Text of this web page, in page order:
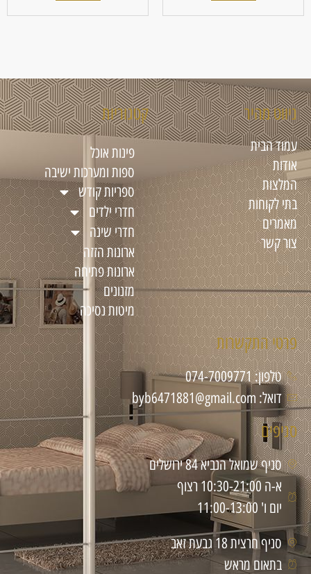
ניווט מהיר
עמוד הבית
אודות
המלצות
בתי לקוחות
מאמרים
צור קשר
קטגוריות
פינות אוכל
ספות ומערכות ישיבה
ספריות קודש
חדרי ילדים
חדרי שינה
ארונות הזזה
ארונות פתיחה
מזנונים
מיטות נסיכה
פרטי התקשרות
טלפון: 074-7009771
דואל: byb6471881@gmail.com
סניפים
סניף שמואל הנביא 84 ירושלים
א-ה 10:30-21:00 רצוף
יום ו' 11:00-13:00
סניף חרצית 18 גבעת זאב
בתאום מראש